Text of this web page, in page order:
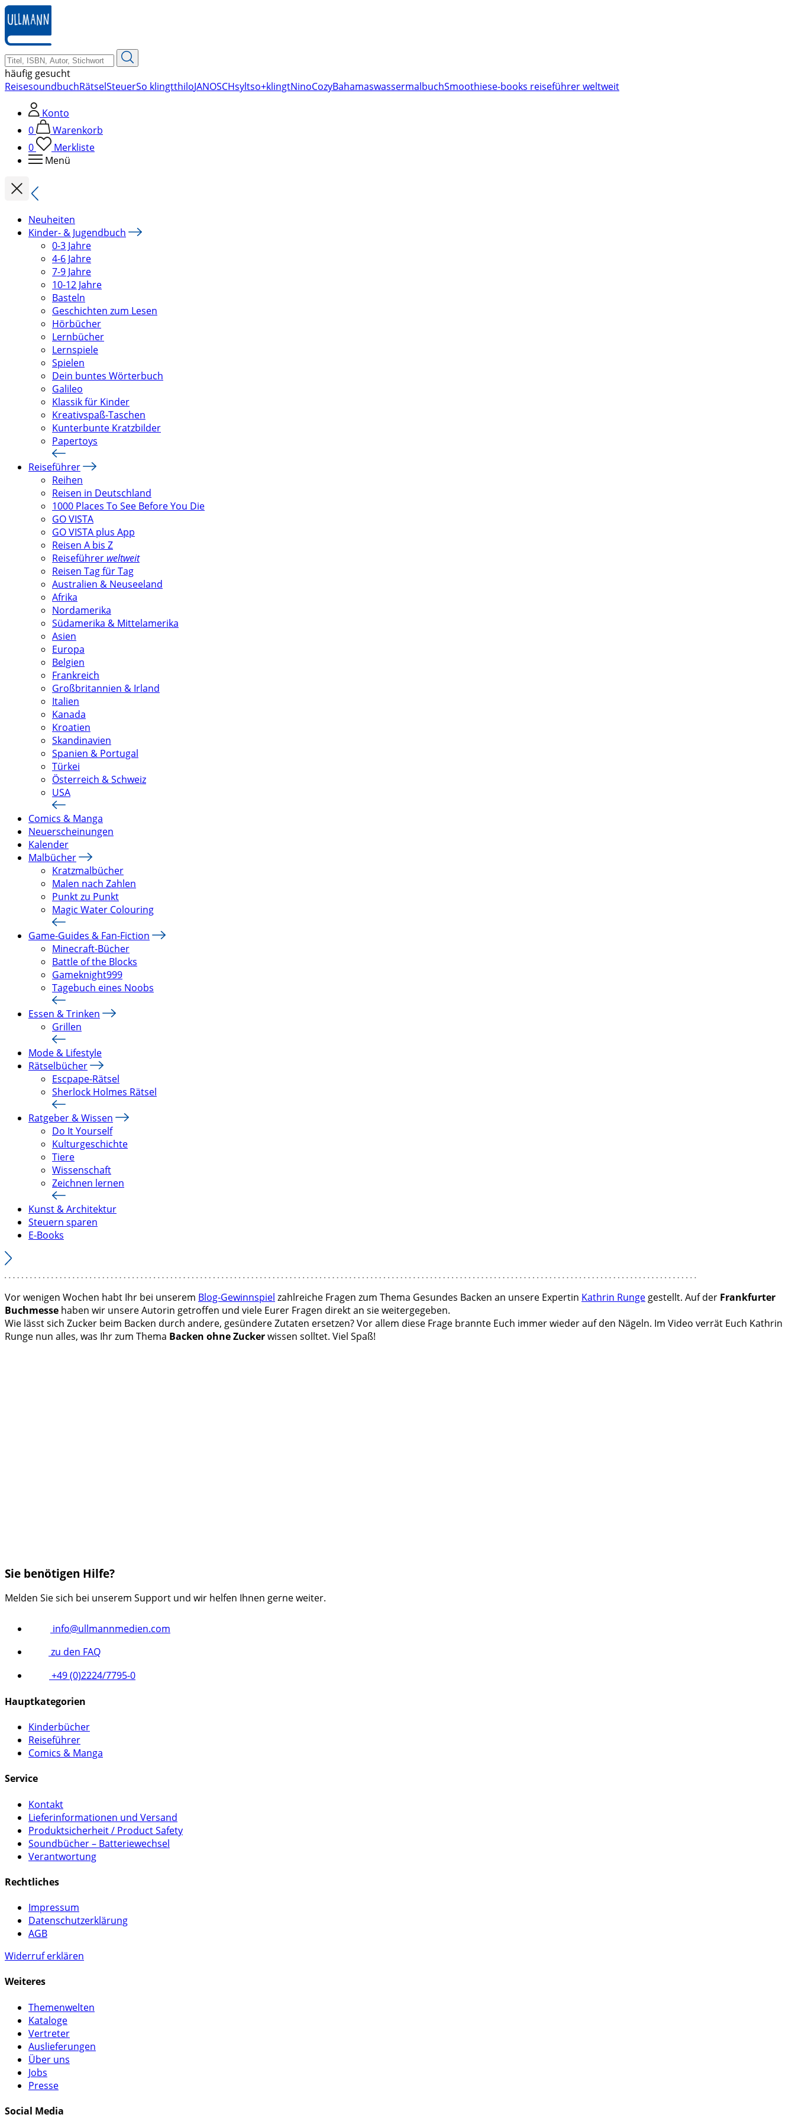
zum
Hauptinhalt
springen
häufig gesucht
ReisesoundbuchRätselSteuerSo klingtthiloJANOSCHsyltso+klingtNinoCozyBahamaswassermalbuchSmoothiese-books reiseführer weltweit
Konto
0
Warenkorb
0
Merkliste
Menü
Neuheiten
Kinder- & Jugendbuch
0-3 Jahre
4-6 Jahre
7-9 Jahre
10-12 Jahre
Basteln
Geschichten zum Lesen
Hörbücher
Lernbücher
Lernspiele
Spielen
Dein buntes Wörterbuch
Galileo
Klassik für Kinder
Kreativspaß-Taschen
Kunterbunte Kratzbilder
Papertoys
Reiseführer
Reihen
Reisen in Deutschland
1000 Places To See Before You Die
GO VISTA
GO VISTA plus App
Reisen A bis Z
Reiseführer weltweit
Reisen Tag für Tag
Australien & Neuseeland
Afrika
Nordamerika
Südamerika & Mittelamerika
Asien
Europa
Belgien
Frankreich
Großbritannien & Irland
Italien
Kanada
Kroatien
Skandinavien
Spanien & Portugal
Türkei
Österreich & Schweiz
USA
Comics & Manga
Neuerscheinungen
Kalender
Malbücher
Kratzmalbücher
Malen nach Zahlen
Punkt zu Punkt
Magic Water Colouring
Game-Guides & Fan-Fiction
Minecraft-Bücher
Battle of the Blocks
Gameknight999
Tagebuch eines Noobs
Essen & Trinken
Grillen
Mode & Lifestyle
Rätselbücher
Escpape-Rätsel
Sherlock Holmes Rätsel
Ratgeber & Wissen
Do It Yourself
Kulturgeschichte
Tiere
Wissenschaft
Zeichnen lernen
Kunst & Architektur
Steuern sparen
E-Books
Vor wenigen Wochen habt Ihr bei unserem Blog-Gewinnspiel zahlreiche Fragen zum Thema Gesundes Backen an unsere Expertin Kathrin Runge gestellt. Auf der Frankfurter
Buchmesse haben wir unsere Autorin getroffen und viele Eurer Fragen direkt an sie weitergegeben.
Wie lässt sich Zucker beim Backen durch andere, gesündere Zutaten ersetzen? Vor allem diese Frage brannte Euch immer wieder auf den Nägeln. Im Video verrät Euch Kathrin
Runge nun alles, was Ihr zum Thema Backen ohne Zuckerwissen solltet. Viel Spaß!
Sie benötigen Hilfe?
Melden Sie sich bei unserem Support und wir helfen Ihnen gerne weiter.
info@ullmannmedien.com
zu den FAQ
+49 (0)2224/7795-0
Hauptkategorien
Kinderbücher
Reiseführer
Comics & Manga
Service
Kontakt
Lieferinformationen und Versand
Produktsicherheit / Product Safety
Soundbücher – Batteriewechsel
Verantwortung
Rechtliches
Impressum
Datenschutzerklärung
AGB
Widerruf erklären
Weiteres
Themenwelten
Kataloge
Vertreter
Auslieferungen
Über uns
Jobs
Presse
Social Media